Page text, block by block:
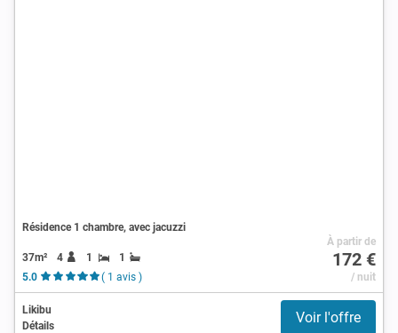
Résidence 1 chambre, avec jacuzzi
37m² 4 1
1
5.0
( 1 avis )
À partir de
172 €
/ nuit
Likibu
Détails
Voir l'offre